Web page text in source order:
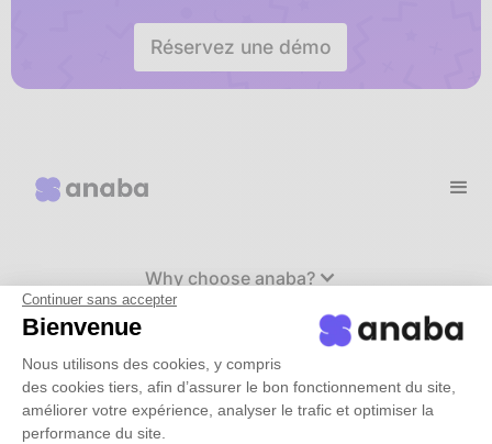
Continuer sans accepter
Bienvenue
Nous utilisons des cookies, y compris
des cookies tiers, afin d’assurer le bon fonctionnement du site,
améliorer votre expérience, analyser le trafic et optimiser la
performance du site.
Réservez une démo
Why choose anaba?
Rates